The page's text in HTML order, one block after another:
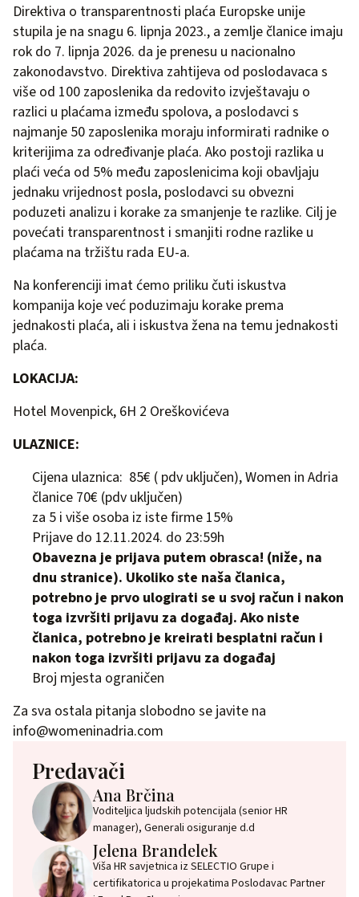
Direktiva o transparentnosti plaća Europske unije
stupila je na snagu 6. lipnja 2023., a zemlje članice imaju
rok do 7. lipnja 2026. da je prenesu u nacionalno
zakonodavstvo. Direktiva zahtijeva od poslodavaca s
više od 100 zaposlenika da redovito izvještavaju o
razlici u plaćama između spolova, a poslodavci s
najmanje 50 zaposlenika moraju informirati radnike o
kriterijima za određivanje plaća. Ako postoji razlika u
plaći veća od 5% među zaposlenicima koji obavljaju
jednaku vrijednost posla, poslodavci su obvezni
poduzeti analizu i korake za smanjenje te razlike. Cilj je
povećati transparentnost i smanjiti rodne razlike u
plaćama na tržištu rada EU-a.
Na konferenciji imat ćemo priliku čuti iskustva
kompanija koje već poduzimaju korake prema
jednakosti plaća, ali i iskustva žena na temu jednakosti
plaća.
LOKACIJA:
Hotel Movenpick, 6H 2 Oreškovićeva
ULAZNICE:
Cijena ulaznica: 85€ ( pdv uključen), Women in Adria
članice 70€ (pdv uključen)
za 5 i više osoba iz iste firme 15%
Prijave do 12.11.2024. do 23:59h
Obavezna je prijava putem obrasca! (niže, na
dnu stranice). Ukoliko ste naša članica,
potrebno je prvo ulogirati se u svoj račun i nakon
toga izvršiti prijavu za događaj. Ako niste
članica, potrebno je kreirati besplatni račun i
nakon toga izvršiti prijavu za događaj
Broj mjesta ograničen
Za sva ostala pitanja slobodno se javite na
info@womeninadria.com
Predavači
Ana Brčina
Voditeljica ljudskih potencijala (senior HR
manager), Generali osiguranje d.d
Jelena Brandelek
Viša HR savjetnica iz SELECTIO Grupe i
certifikatorica u projekatima Poslodavac Partner